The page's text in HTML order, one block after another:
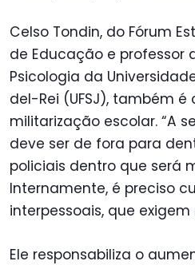
Celso Tondin, do Fórum
de Educação e professor
Psicologia da
del-Rei (UFSJ), também é
militarização escolar. “A
deve ser de fora para
policiais dentro que será
Internamente, é preciso
interpessoais, que
Ele responsabiliza o